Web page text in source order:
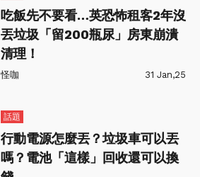
吃飯先不要看…英恐怖租客2年沒
丟垃圾「留200瓶尿」房東崩潰
清理！
怪咖 31 Jan,25
話題
行動電源怎麼丟？垃圾車可以丟
嗎？電池「這樣」回收還可以換